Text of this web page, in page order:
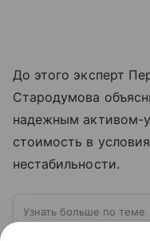
До этого эксперт
Стародумова
надежным
стоимость в
нестабильности.
Узнать больше по теме